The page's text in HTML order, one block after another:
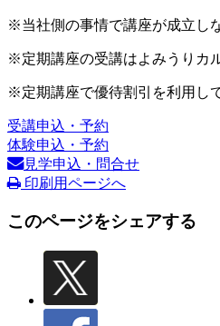
※当社側の事情で講座が成立し
※定期講座の受講はよみうりカ
※定期講座で優待割引を利用し
受講申込・予約
体験申込・予約
見学申込・問合せ
印刷用ページへ
このページをシェアする